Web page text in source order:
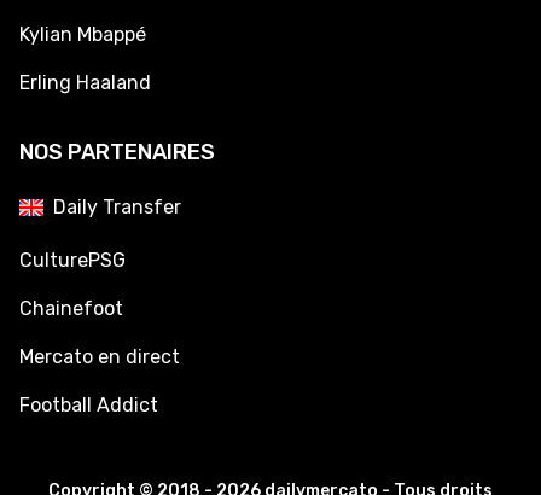
Kylian Mbappé
Erling Haaland
NOS PARTENAIRES
Daily Transfer
CulturePSG
Chainefoot
Mercato en direct
Football Addict